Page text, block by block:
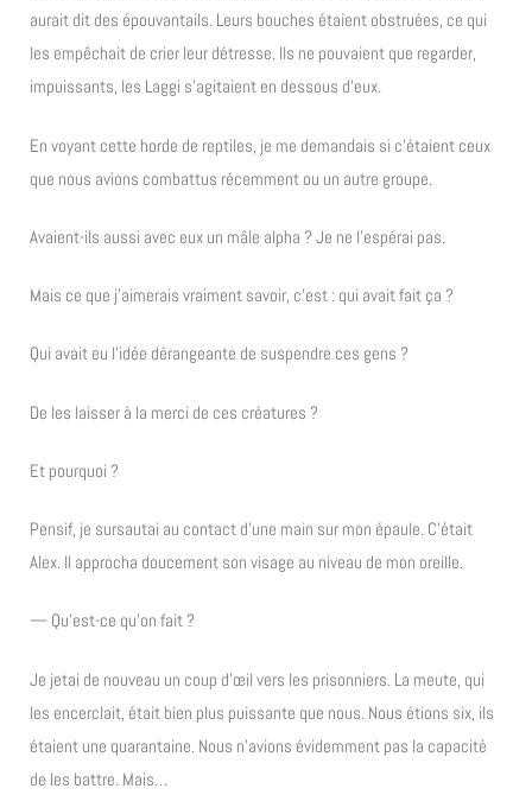
aurait dit des épouvantails. Leurs bouches étaient obstruées, ce qui
les empêchait de crier leur détresse. Ils ne pouvaient que regarder,
impuissants, les Laggi s’agitaient en dessous d’eux.
En voyant cette horde de reptiles, je me demandais si c’étaient ceux
que nous avions combattus récemment ou un autre groupe.
Avaient-ils aussi avec eux un mâle alpha ? Je ne l’espérai pas.
Mais ce que j’aimerais vraiment savoir, c’est : qui avait fait ça ?
Qui avait eu l’idée dérangeante de suspendre ces gens ?
De les laisser à la merci de ces créatures ?
Et pourquoi ?
Pensif, je sursautai au contact d’une main sur mon épaule. C’était
Alex. Il approcha doucement son visage au niveau de mon oreille.
— Qu’est-ce qu’on fait ?
Je jetai de nouveau un coup d’œil vers les prisonniers. La meute, qui
les encerclait, était bien plus puissante que nous. Nous étions six, ils
étaient une quarantaine. Nous n’avions évidemment pas la capacité
de les battre. Mais…